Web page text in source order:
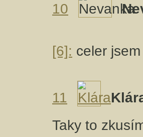
10
[6]: celer
11
Taky to